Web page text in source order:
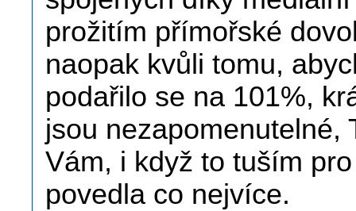
prožitím přímořské
naopak kvůli tomu,
podařilo se na 101%,
jsou nezapomenutelné,
Vám, i když to tuším
povedla co nejvíce.